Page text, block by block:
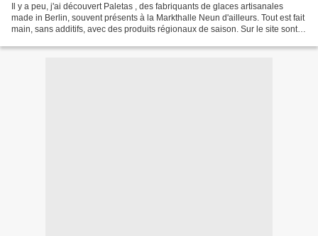
Il y a peu, j'ai découvert Paletas , des fabriquants de glaces artisanales
made in Berlin, souvent présents à la Markthalle Neun d'ailleurs. Tout est fait
main, sans additifs, avec des produits régionaux de saison. Sur le site sont